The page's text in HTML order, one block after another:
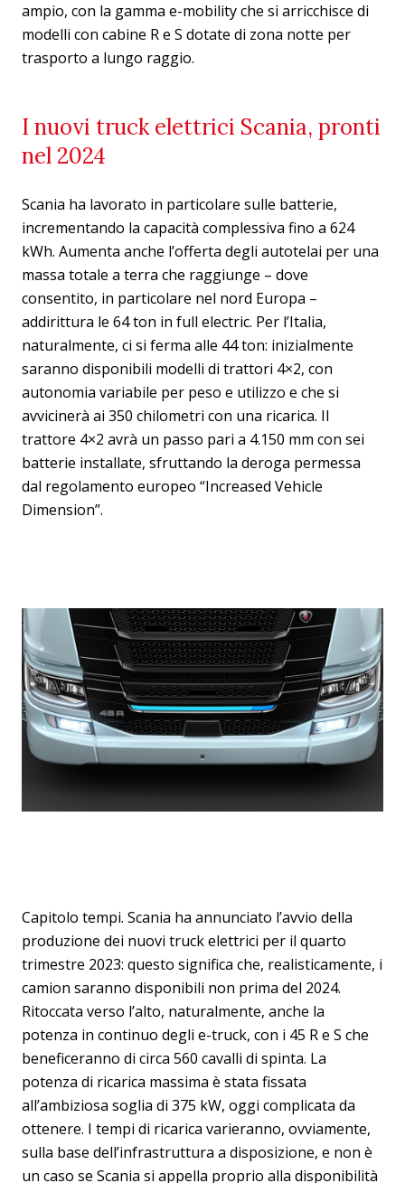
ampio, con la gamma e-mobility che si arricchisce di
modelli con cabine R e S dotate di zona notte per
trasporto a lungo raggio.
I nuovi truck elettrici Scania, pronti
nel 2024
Scania ha lavorato in particolare sulle batterie,
incrementando la capacità complessiva fino a 624
kWh. Aumenta anche l’offerta degli autotelai per una
massa totale a terra che raggiunge – dove
consentito, in particolare nel nord Europa –
addirittura le 64 ton in full electric. Per l’Italia,
naturalmente, ci si ferma alle 44 ton: inizialmente
saranno disponibili modelli di trattori 4×2, con
autonomia variabile per peso e utilizzo e che si
avvicinerà ai 350 chilometri con una ricarica. Il
trattore 4×2 avrà un passo pari a 4.150 mm con sei
batterie installate, sfruttando la deroga permessa
dal regolamento europeo “Increased Vehicle
Dimension”.
Capitolo tempi. Scania ha annunciato l’avvio della
produzione dei nuovi truck elettrici per il quarto
trimestre 2023: questo significa che, realisticamente, i
camion saranno disponibili non prima del 2024.
Ritoccata verso l’alto, naturalmente, anche la
potenza in continuo degli e-truck, con i 45 R e S che
beneficeranno di circa 560 cavalli di spinta. La
potenza di ricarica massima è stata fissata
all’ambiziosa soglia di 375 kW, oggi complicata da
ottenere. I tempi di ricarica varieranno, ovviamente,
sulla base dell’infrastruttura a disposizione, e non è
un caso se Scania si appella proprio alla disponibilità